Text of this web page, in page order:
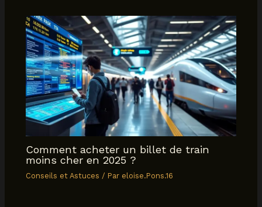
Comment acheter un billet de train
moins cher en 2025 ?
Conseils et Astuces / Par eloise.Pons.16